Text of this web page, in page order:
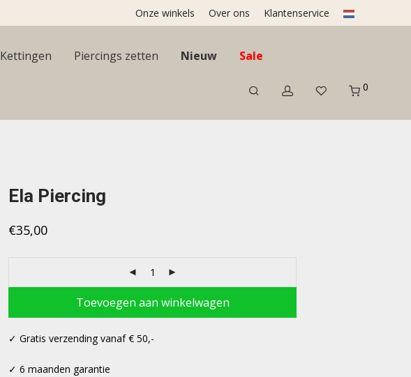
Onze winkels Over ons Klantenservice
Kettingen Piercings zetten Nieuw Sale
0
Ela Piercing
€35,00
Toevoegen aan winkelwagen
✓ Gratis verzending vanaf € 50,-
✓ 6 maanden garantie